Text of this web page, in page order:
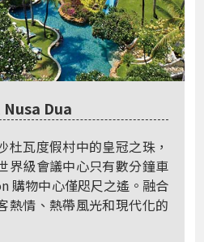
Dua
杜瓦度假村中的皇冠之珠，
界級會議中心只有數分鐘車
購物中心僅咫尺之遙。融合
熱情、熱帶風光和現代化的